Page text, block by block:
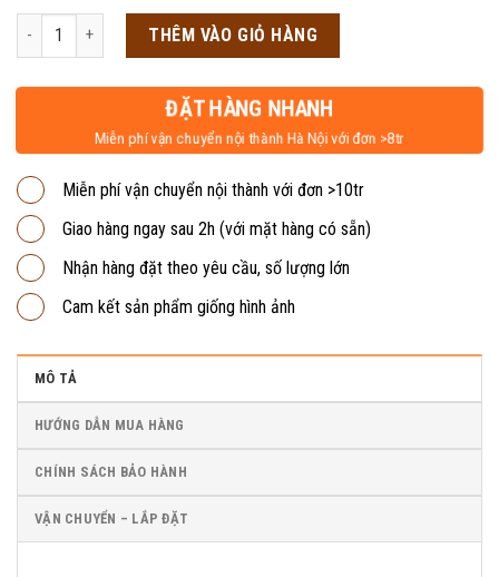
là:
4,750,000₫.
tại
là:
4,550,000₫.
Tủ sắt tư trang 30 ngăn TT.30 số lượng
THÊM VÀO GIỎ HÀNG
ĐẶT HÀNG NHANH
Miễn phí vận chuyển nội thành Hà Nội với đơn >8tr
Miễn phí vận chuyển nội thành với đơn >10tr
Giao hàng ngay sau 2h (với mặt hàng có sẵn)
Nhận hàng đặt theo yêu cầu, số lượng lớn
Cam kết sản phẩm giống hình ảnh
MÔ TẢ
HƯỚNG DẪN MUA HÀNG
CHÍNH SÁCH BẢO HÀNH
VẬN CHUYỂN – LẮP ĐẶT